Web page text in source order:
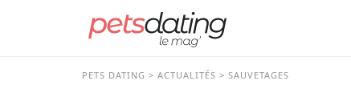
PETS DATING ACTUALITÉS SAUVETAGES